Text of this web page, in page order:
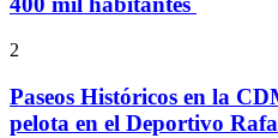
2
Paseos Históricos en la
pelota en el Deportivo